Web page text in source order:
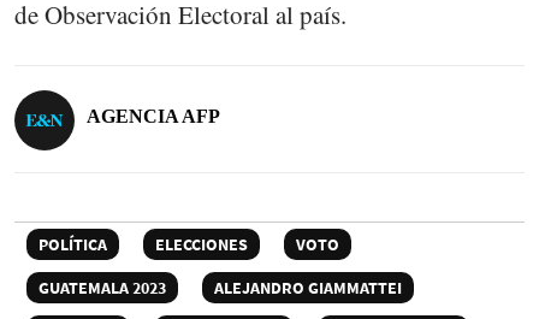
de Observación Electoral al país.
AGENCIA AFP
POLÍTICA ELECCIONES
VOTO
GUATEMALA 2023
ALEJANDRO GIAMMATTEI